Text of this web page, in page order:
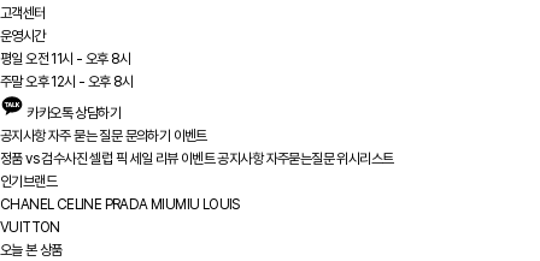
고객센터
운영시간
평일 오전 11시 - 오후 8시
주말 오후 12시 - 오후 8시
카카오톡 상담하기
공지사항자주 묻는 질문문의하기 이벤트
정품 vs검수사진셀럽 픽 세일 리뷰 이벤트공지사항 자주묻는질문위시리스트
인기브랜드
CHANEL CELINE PRADA MIUMIU LOUIS
VUITTON
오늘 본 상품